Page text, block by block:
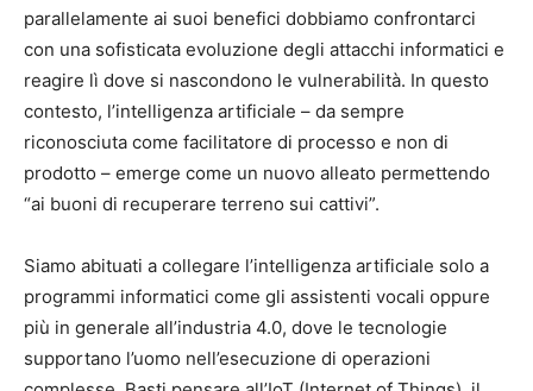
parallelamente ai suoi benefici dobbiamo confrontarci
con una sofisticata evoluzione degli attacchi informatici e
reagire lì dove si nascondono le vulnerabilità. In questo
contesto, l’intelligenza artificiale – da sempre
riconosciuta come facilitatore di processo e non di
prodotto – emerge come un nuovo alleato permettendo
“ai buoni di recuperare terreno sui cattivi”.
Siamo abituati a collegare l’intelligenza artificiale solo a
programmi informatici come gli assistenti vocali oppure
più in generale all’industria 4.0, dove le tecnologie
supportano l’uomo nell’esecuzione di operazioni